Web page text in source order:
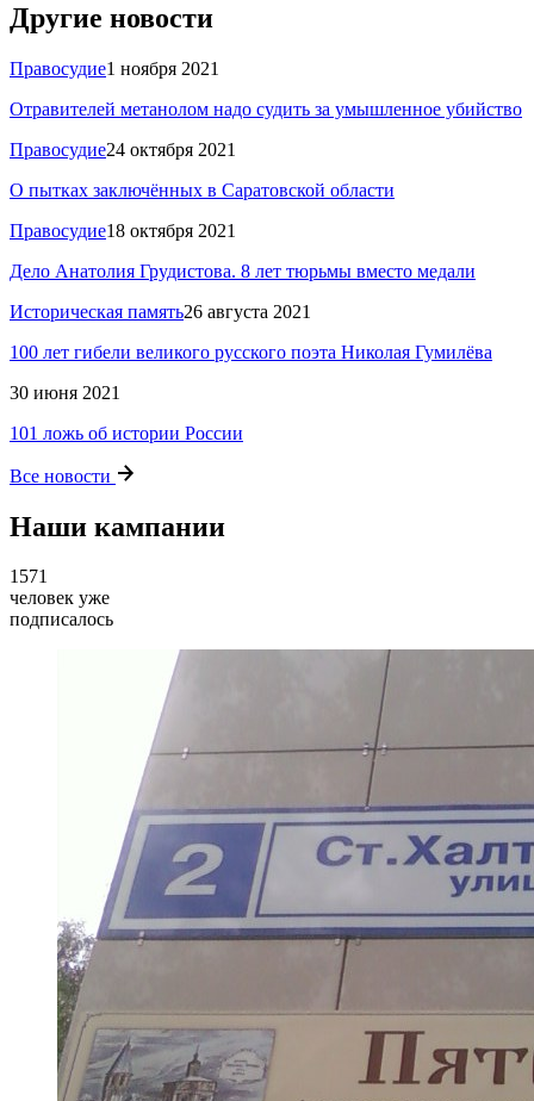
Другие новости
Правосудие1 ноября 2021
Отравителей метанолом надо судить за умышленное убийство
Правосудие24 октября 2021
О пытках заключённых в Саратовской области
Правосудие18 октября 2021
Дело Анатолия Грудистова. 8 лет тюрьмы вместо медали
Историческая память26 августа 2021
100 лет гибели великого русского поэта Николая Гумилёва
30 июня 2021
101 ложь об истории России
Все новости
Наши кампании
1571
человек уже
подписалось